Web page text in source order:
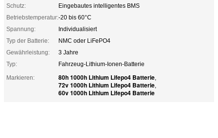
Schutz:
Eingebautes intelligentes BMS
Betriebstemperatur:-20 bis 60°C
Spannung:
Individualisiert
Typ der Batterie:
NMC oder LiFePO4
Gewährleistung:
3 Jahre
Typ:
Fahrzeug-Lithium-Ionen-Batterie
Markieren:
80h 1000h Lithium Lifepo4 Batterie,
72v 1000h Lithium Lifepo4 Batterie,
60v 1000h Lithium Lifepo4 Batterie